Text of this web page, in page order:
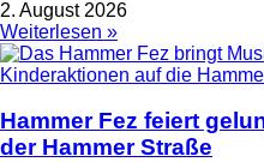
2. August 2026
Weiterlesen »
Hammer Fez feiert
der Hammer Straße